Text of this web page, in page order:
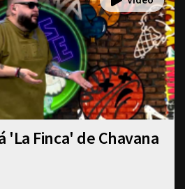
'La Finca' de Chavana